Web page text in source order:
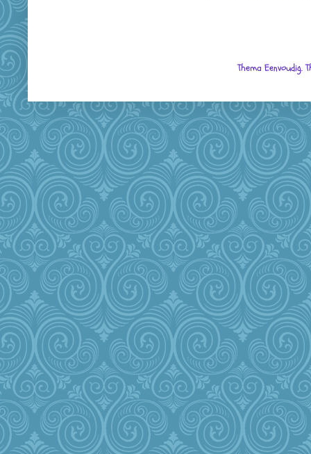
Thema Eenvoudig.